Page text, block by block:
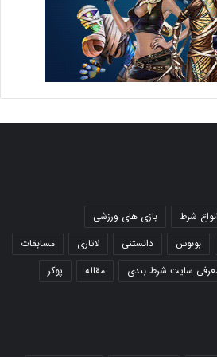
انواع شرط
بازی های ورزشی
بونوس دانستنی لاتاری
مسابقات
سایت شرط بندی مقاله پوکر